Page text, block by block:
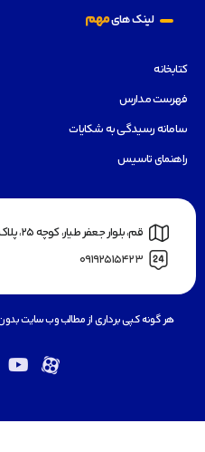
لینک هایمهم
کتابخانه
فهرست مدارس
سامانه رسیدگی به شکایات
راهنمای تاسیس
قم، بلوار جعفر طيار، كوچه ٢٥، پلاک 41
09192515423
هر گونه کپی برداری از مطالب وب سایت